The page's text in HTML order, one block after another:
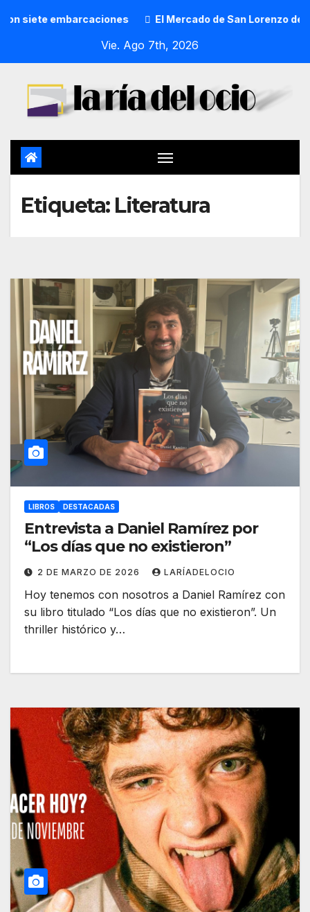
El Mercado de San Lorenzo de Getxo reunirá a más de
Vie. Ago 7th, 2026
Etiqueta: Literatura
LIBROS DESTACADAS
Entrevista a Daniel Ramírez por
“Los días que no existieron”
2 DE MARZO DE 2026 LARÍADELOCIO
Hoy tenemos con nosotros a Daniel Ramírez con
su libro titulado “Los días que no existieron”. Un
thriller histórico y…